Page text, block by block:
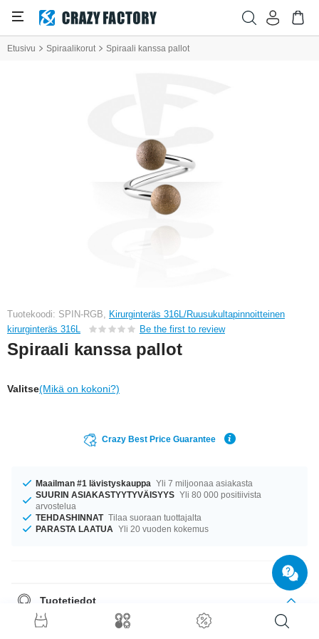
Etusivu Spiraalikorut Spiraali kanssa pallot
Tuotekoodi: SPIN-RGB, Kirurginteräs 316L/Ruusukultapinnoitteinen
kirurginteräs 316L
Be the first to review
Spiraali kanssa pallot
Valitse(Mikä on kokoni?)
Crazy Best Price Guarantee
Maailman #1 lävistyskauppa Yli 7 miljoonaa asiakasta
SUURIN ASIAKASTYYTYVÄISYYS Yli 80 000 positiivista
arvostelua
TEHDASHINNAT Tilaa suoraan tuottajalta
PARASTA LAATUA Yli 20 vuoden kokemus
Tuotetiedot
Oli kokosi mikä tahansa, meiltä löytyy. Saatavana ko’oissa 1.2 mm ja 1.6
mm. Saatavana halkaisijoilla 6 mm ja 12 mm. Pallokoot 3 mm–6 mm